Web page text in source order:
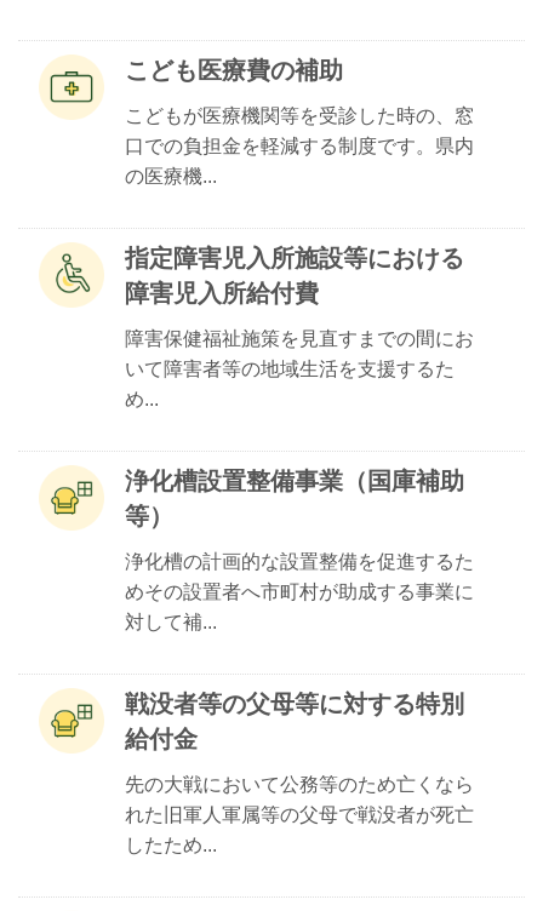
こども医療費の補助
こどもが医療機関等を受診した時の、窓
口での負担金を軽減する制度です。県内
の医療機...
指定障害児入所施設等における
障害児入所給付費
障害保健福祉施策を見直すまでの間にお
いて障害者等の地域生活を支援するた
め...
浄化槽設置整備事業（国庫補助
等）
浄化槽の計画的な設置整備を促進するた
めその設置者へ市町村が助成する事業に
対して補...
戦没者等の父母等に対する特別
給付金
先の大戦において公務等のため亡くなら
れた旧軍人軍属等の父母で戦没者が死亡
したため...